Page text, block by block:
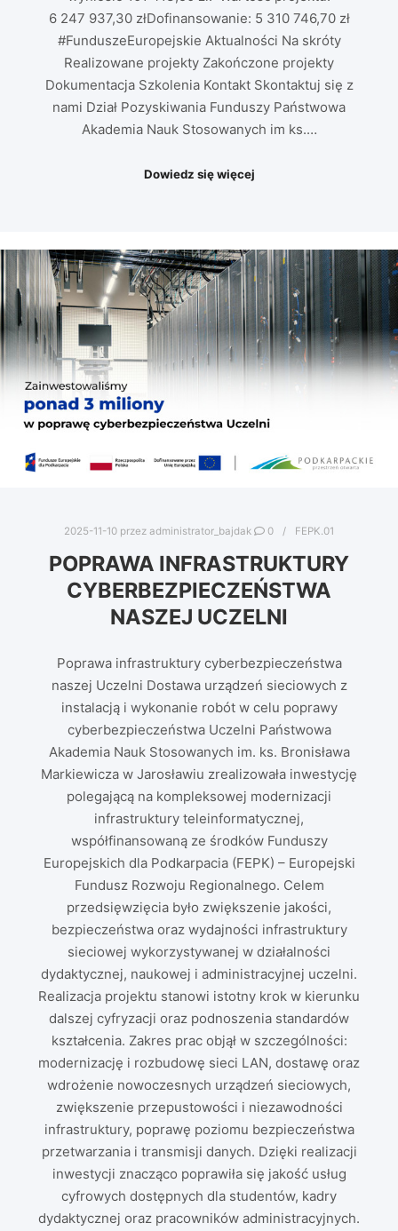
6 247 937,30 złDofinansowanie: 5 310 746,70 zł
#FunduszeEuropejskie Aktualności Na skróty
Realizowane projekty Zakończone projekty
Dokumentacja Szkolenia Kontakt Skontaktuj się z
nami Dział Pozyskiwania Funduszy Państwowa
Akademia Nauk Stosowanych im ks.…
Dowiedz się więcej
2025-11-10 przez administrator_bajdak 0 FEPK.01
POPRAWA INFRASTRUKTURY
CYBERBEZPIECZEŃSTWA
NASZEJ UCZELNI
Poprawa infrastruktury cyberbezpieczeństwa
naszej Uczelni Dostawa urządzeń sieciowych z
instalacją i wykonanie robót w celu poprawy
cyberbezpieczeństwa Uczelni Państwowa
Akademia Nauk Stosowanych im. ks. Bronisława
Markiewicza w Jarosławiu zrealizowała inwestycję
polegającą na kompleksowej modernizacji
infrastruktury teleinformatycznej,
współfinansowaną ze środków Funduszy
Europejskich dla Podkarpacia (FEPK) – Europejski
Fundusz Rozwoju Regionalnego. Celem
przedsięwzięcia było zwiększenie jakości,
bezpieczeństwa oraz wydajności infrastruktury
sieciowej wykorzystywanej w działalności
dydaktycznej, naukowej i administracyjnej uczelni.
Realizacja projektu stanowi istotny krok w kierunku
dalszej cyfryzacji oraz podnoszenia standardów
kształcenia. Zakres prac objął w szczególności:
modernizację i rozbudowę sieci LAN, dostawę oraz
wdrożenie nowoczesnych urządzeń sieciowych,
zwiększenie przepustowości i niezawodności
infrastruktury, poprawę poziomu bezpieczeństwa
przetwarzania i transmisji danych. Dzięki realizacji
inwestycji znacząco poprawiła się jakość usług
cyfrowych dostępnych dla studentów, kadry
dydaktycznej oraz pracowników administracyjnych.